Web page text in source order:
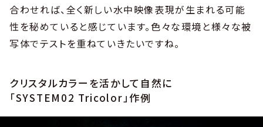
合わせれば、全く新しい水中映像表現が生まれる可能
性を秘めていると感じています。色々な環境と様々な被
写体でテストを重ねていきたいですね。
クリスタルカラーを活かして自然に
「SYSTEM02 Tricolor」作例